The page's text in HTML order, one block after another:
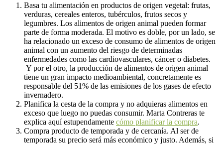
Basa tu alimentación en productos de origen vegetal: frutas,
verduras, cereales enteros, tubérculos, frutos secos y
legumbres. Los alimentos de origen animal pueden formar
parte de forma moderada. El motivo es doble, por un lado, se
ha relacionado un exceso de consumo de alimentos de origen
animal con un aumento del riesgo de determinadas
enfermedades como las cardiovasculares, cáncer o diabetes.
Y por el otro, la producción de alimentos de origen animal
tiene un gran impacto medioambiental, concretamente es
responsable del 51% de las emisiones de los gases de efecto
invernadero.
Planifica la cesta de la compra y no adquieras alimentos en
exceso que luego no puedas consumir. Marta Contreras te
explica aquí estupendamente cómo planificar la compra.
Compra producto de temporada y de cercanía. Al ser de
temporada su precio será más económico y justo. Además, si